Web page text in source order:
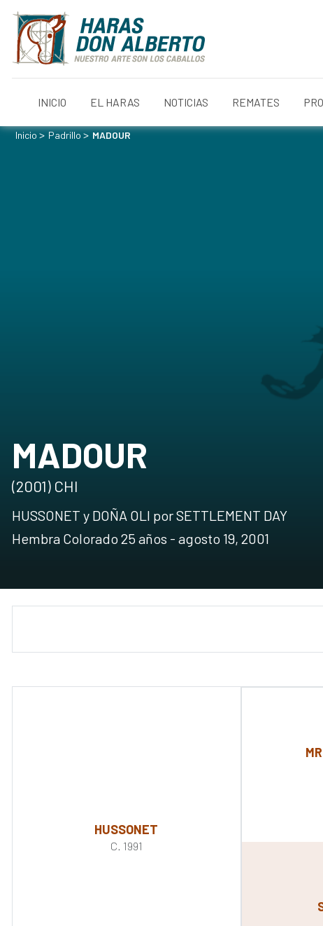
INICIO EL HARAS NOTICIAS REMATES
Inicio> Padrillo> MADOUR
MADOUR
(2001) CHI
HUSSONET y DOÑA OLI por SETTLEMENT DAY
Hembra Colorado 25 años - agosto 19, 2001
HUSSONET
C. 1991